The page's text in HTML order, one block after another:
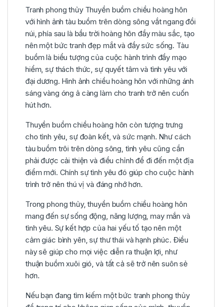
Tranh phong thủy Thuyền buồm chiều hoàng hôn
với hình ảnh tàu buồm trên dòng sông vắt ngang đồi
núi, phía sau là bầu trời hoàng hôn đầy màu sắc, tạo
nên một bức tranh đẹp mắt và đầy sức sống. Tàu
buồm là biểu tượng của cuộc hành trình đầy mạo
hiểm, sự thách thức, sự quyết tâm và tình yêu với
đại dương. Hình ảnh chiều hoàng hôn với những ánh
sáng vàng óng ả càng làm cho tranh trở nên cuốn
hút hơn.
Thuyền buồm chiều hoàng hôn còn tượng trưng
cho tình yêu, sự đoàn kết, và sức mạnh. Như cách
tàu buồm trôi trên dòng sông, tình yêu cũng cần
phải được cải thiện và điều chỉnh để đi đến một địa
điểm mới. Chính sự tình yêu đó giúp cho cuộc hành
trình trở nên thú vị và đáng nhớ hơn.
Trong phong thủy, thuyền buồm chiều hoàng hôn
mang đến sự sống động, năng lượng, may mắn và
tình yêu. Sự kết hợp của hai yếu tố tạo nên một
cảm giác bình yên, sự thư thái và hạnh phúc. Điều
này sẽ giúp cho mọi việc diễn ra thuận lợi, như
thuận buồm xuôi gió, và tất cả sẽ trở nên suôn sẻ
hơn.
Nếu bạn đang tìm kiếm một bức tranh phong thủy